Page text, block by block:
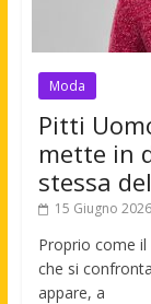
Moda
Pitti
mette in
stessa
15 Giugno 2026
Proprio come
che si
appare, a